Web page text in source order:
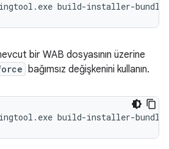
build-installer-
bir WAB dosyasının üzerine
bağımsız değişkenini kullanın.
build-installer-